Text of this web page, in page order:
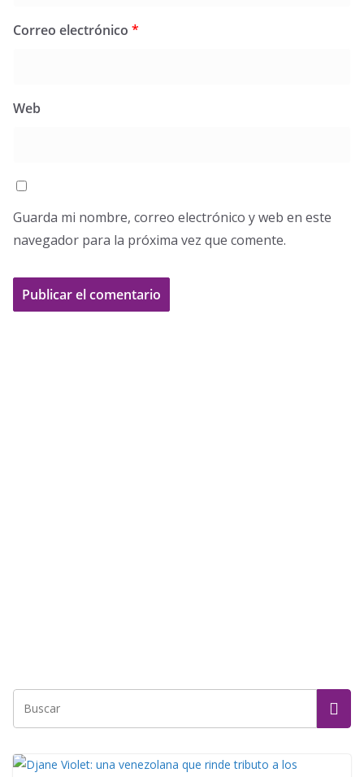
Correo electrónico *
Web
Guarda mi nombre, correo electrónico y web en este
navegador para la próxima vez que comente.